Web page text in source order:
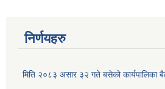
निर्णयहरु
मिति २०८३ असार ३२ गते बसेको कार्यपालिका